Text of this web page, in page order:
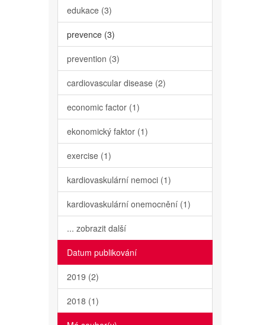
edukace (3)
prevence (3)
prevention (3)
cardiovascular disease (2)
economic factor (1)
ekonomický faktor (1)
exercise (1)
kardiovaskulární nemoci (1)
kardiovaskulární onemocnění (1)
... zobrazit další
Datum publikování
2019 (2)
2018 (1)